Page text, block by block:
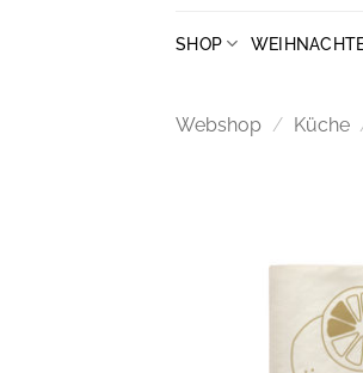
SHOP
Webshop / Küche